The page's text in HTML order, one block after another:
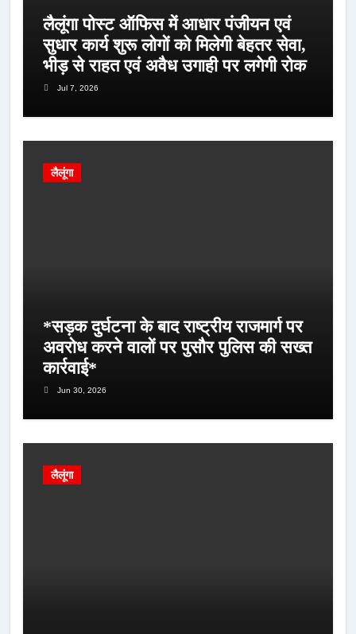
लैलूंगा पोस्ट ऑफिस में आधार पंजीयन एवं
सुधार कार्य शुरू लोगों को मिलेगी बेहतर सेवा,
भीड़ से राहत एवं अवैध उगाही पर लगेगी रोक
Jul 7, 2026
लैलूंगा
*सड़क दुर्घटना के बाद राष्ट्रीय राजमार्ग पर
अवरोध करने वालों पर पुसौर पुलिस की सख्त
कार्रवाई*
Jun 30, 2026
लैलूंगा